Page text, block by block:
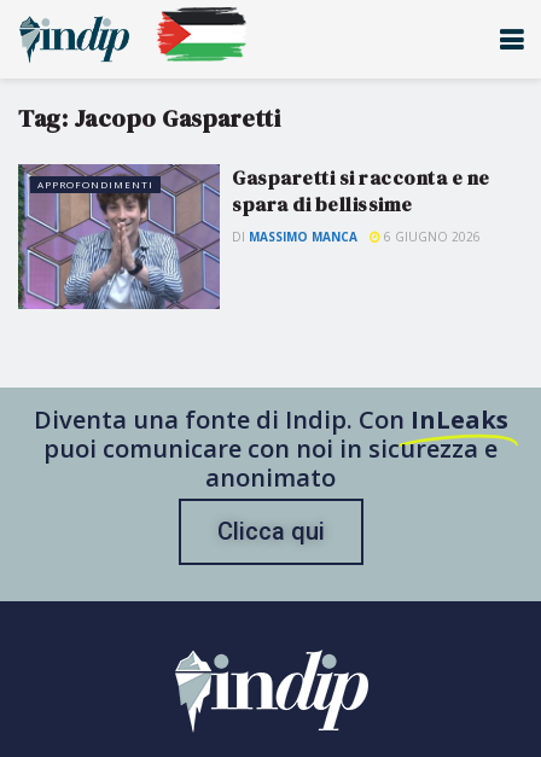
Tag: Jacopo Gasparetti
APPROFONDIMENTI
Gasparetti si racconta e ne
spara di bellissime
DI MASSIMO MANCA 6 GIUGNO 2026
Diventa una fonte di Indip. Con InLeaks
puoi comunicare con noi in sicurezza e
anonimato
Clicca qui